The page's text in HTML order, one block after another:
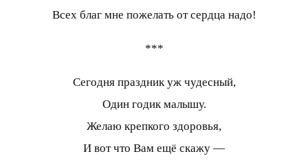
Всех благ мне пожелать от сердца надо!
***
Сегодня праздник уж чудесный,
Один годик малышу.
Желаю крепкого здоровья,
И вот что Вам ещё скажу —